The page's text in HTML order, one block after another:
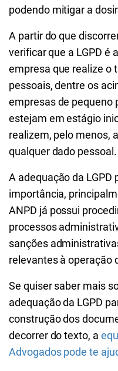
podendo mitigar a
A partir do que
verificar que a LGPD é
empresa que realize o
pessoais, dentre os
empresas de pequeno
estejam em estágio
realizem, pelo menos,
qualquer dado pessoal.
A adequação da LGPD
importância,
ANPD já possui
processos
sanções
relevantes à operação
Se quiser saber mais
adequação da LGPD
construção dos
decorrer do texto, a
Advogados pode te